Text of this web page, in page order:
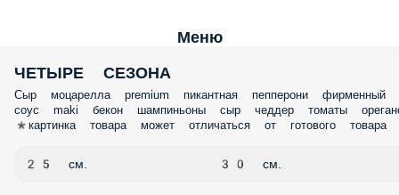
Меню
ЧЕТЫРЕ СЕЗОНА
Сыр моцарелла premium пикантная пепперони фирменный
соус maki бекон шампиньоны сыр чеддер томаты
*картинка товара может отличаться от готового товара
25 см. 30 см.